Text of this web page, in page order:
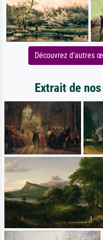
Découvrez d'autres
Extrait de